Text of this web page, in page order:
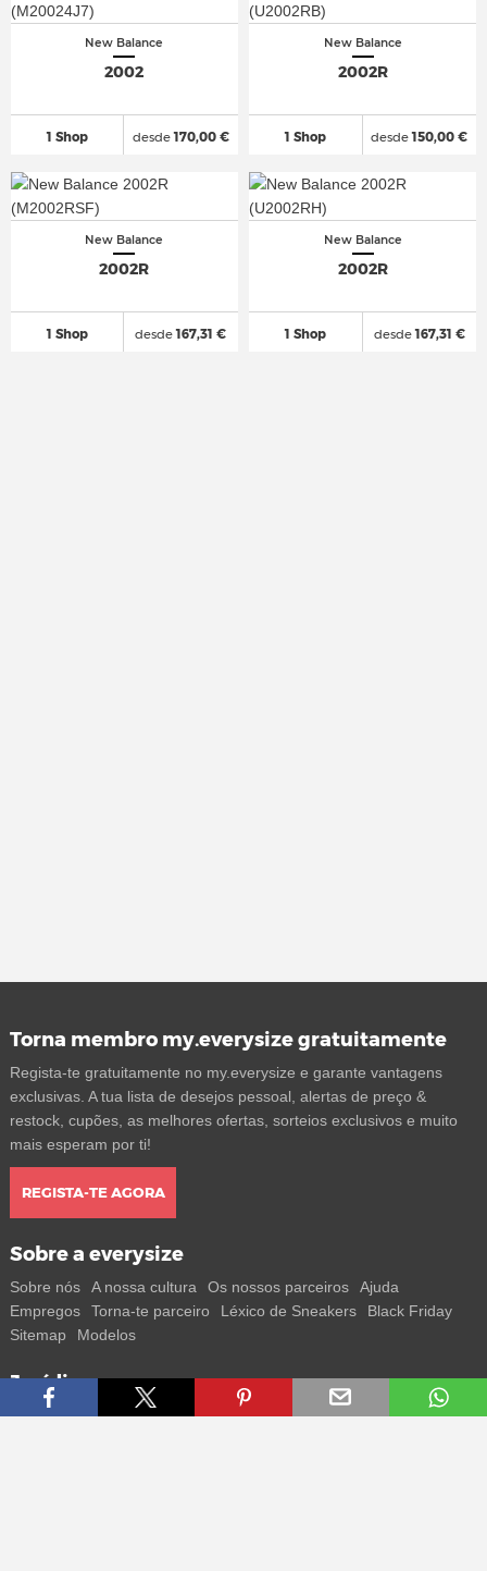
New Balance
2002
1 Shop desde170,00 €
New Balance
2002R
1 Shop desde150,00 €
New Balance
2002R
1 Shop desde167,31 €
New Balance
2002R
1 Shop desde167,31 €
Torna membro my.everysize gratuitamente
Regista-te gratuitamente no my.everysize e garante vantagens
exclusivas. A tua lista de desejos pessoal, alertas de preço &
restock, cupões, as melhores ofertas, sorteios exclusivos e muito
mais esperam por ti!
REGISTA-TE AGORA
Sobre a everysize
Sobre nós A nossa cultura Os nossos parceiros
Ajuda
Empregos
Torna-te parceiro Léxico de Sneakers
Black Friday
Sitemap
Modelos
Jurídico
Termos Privacidade Impressum Contacto